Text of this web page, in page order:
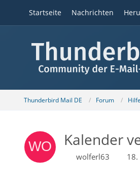
Startseite Nachrichten
Thunderbird Mail DE Forum
Kalender
wolferl63 18.